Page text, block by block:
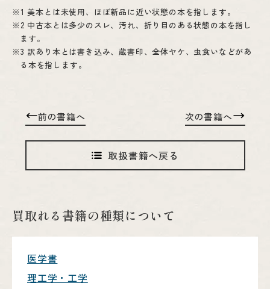
1 美本とは未使用、ほぼ新品に近い状態の本を指します。
2 中古本とは多少のスレ、汚れ、折り目のある状態の本を指し
ます。
3 訳あり本とは書き込み、蔵書印、全体ヤケ、虫食いなどがあ
る本を指します。
前の書籍へ
取扱書籍へ戻る
次の書籍へ
買取れる書籍の種類について
医学書
理工学・工学